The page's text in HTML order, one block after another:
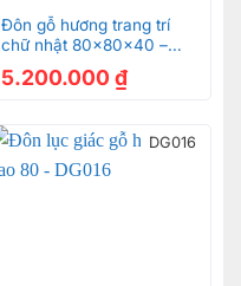
Đôn gỗ hương trang trí
chữ nhật 80x80x40 –
5.200.000 ₫
DG016